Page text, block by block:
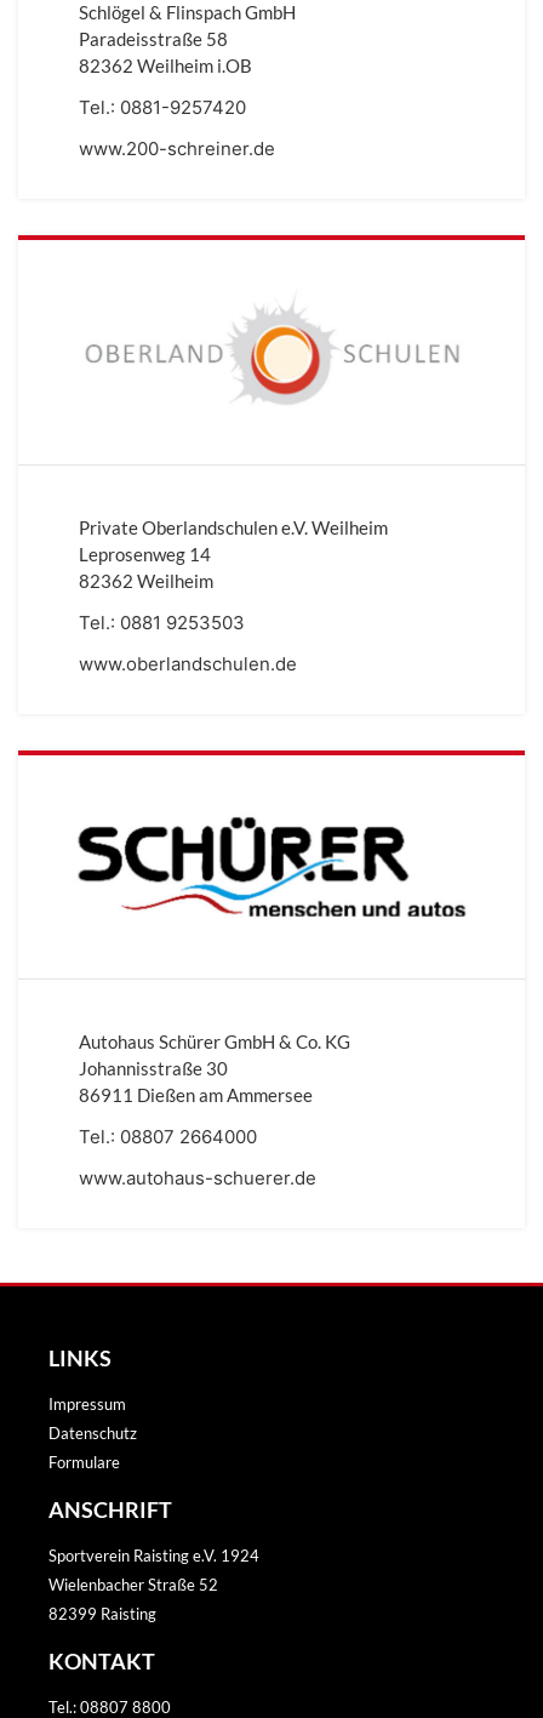
Schlögel & Flinspach GmbH
Paradeisstraße 58
82362 Weilheim i.OB
Tel.: 0881-9257420
www.200-schreiner.de
Private Oberlandschulen e.V. Weilheim
Leprosenweg 14
82362 Weilheim
Tel.: 0881 9253503
www.oberlandschulen.de
Autohaus Schürer GmbH & Co. KG
Johannisstraße 30
86911 Dießen am Ammersee
Tel.: 08807 2664000
www.autohaus-schuerer.de
LINKS
Impressum
Datenschutz
Formulare
ANSCHRIFT
Sportverein Raisting e.V. 1924
Wielenbacher Straße 52
82399 Raisting
KONTAKT
Tel.: 08807 8800